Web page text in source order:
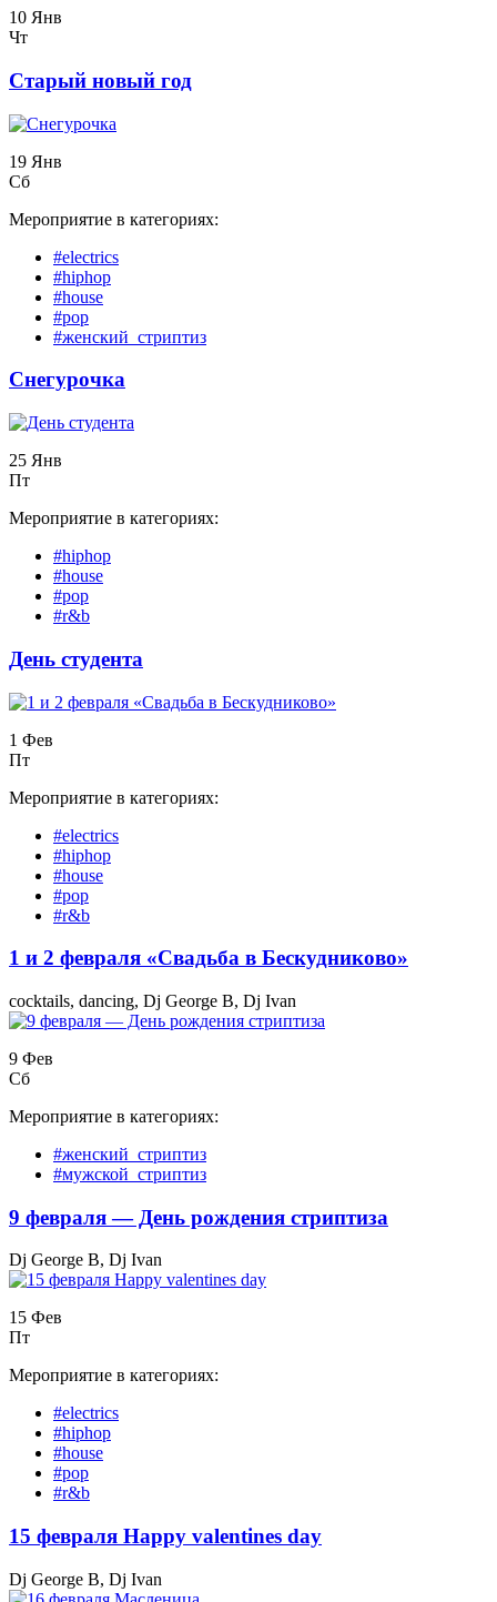
10 Янв
Чт
Старый новый год
19 Янв
Сб
Мероприятие в категориях:
#electrics
#hiphop
#house
#pop
#женский_стриптиз
Снегурочка
25 Янв
Пт
Мероприятие в категориях:
#hiphop
#house
#pop
#r&b
День студента
1 Фев
Пт
Мероприятие в категориях:
#electrics
#hiphop
#house
#pop
#r&b
1 и 2 февраля «Свадьба в Бескудниково»
cocktails, dancing, Dj George B, Dj Ivan
9 Фев
Сб
Мероприятие в категориях:
#женский_стриптиз
#мужской_стриптиз
9 февраля — День рождения стриптиза
Dj George B, Dj Ivan
15 Фев
Пт
Мероприятие в категориях:
#electrics
#hiphop
#house
#pop
#r&b
15 февраля Happy valentines day
Dj George B, Dj Ivan